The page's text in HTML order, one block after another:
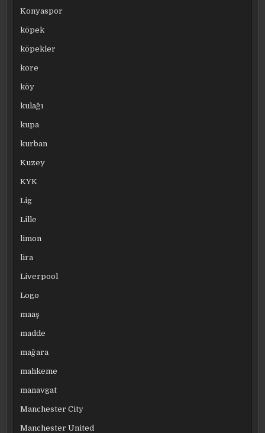
Konyaspor
köpek
köpekler
kore
köy
kulağı
kupa
kurban
Kuzey
KYK
Lig
Lille
limon
lira
Liverpool
Logo
maaş
madde
mağara
mahkeme
manavgat
Manchester City
Manchester United